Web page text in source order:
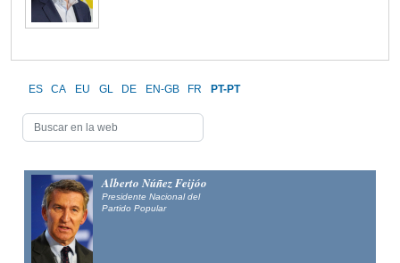
ES CA EU GL DE EN-GB FR PT-PT
Alberto Núñez Feijóo
Presidente Nacional del
Partido Popular